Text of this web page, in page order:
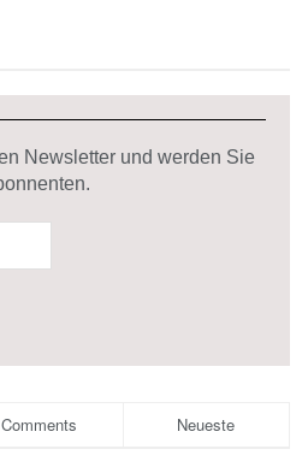
Newsletter und werden Sie
Comments Neueste